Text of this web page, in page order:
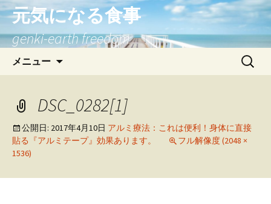
元気になる食事
genki-earth freedom
メニュー
ン
ツ
へ
ス
検
索:
DSC_0282[1]
公開日: 2017年4月10日 アルミ療法：これは便利！身体に直接
貼る『アルミテープ』効果あります。
フル解像度 (2048 ×
1536)